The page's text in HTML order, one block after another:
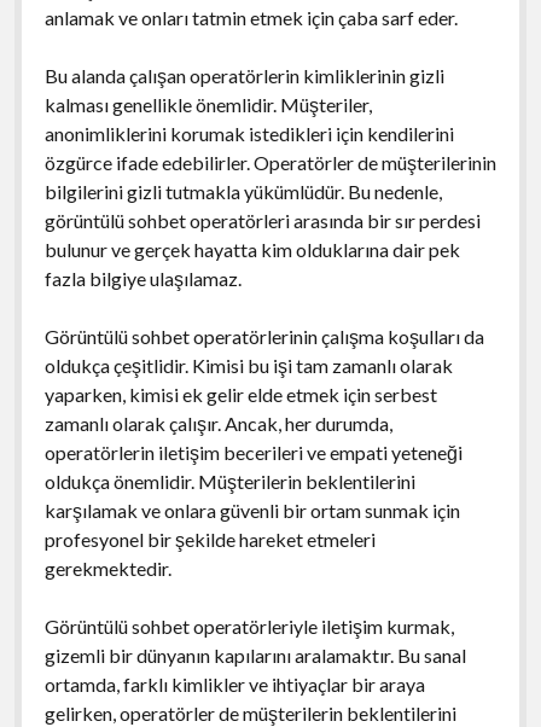
anlamak ve onları tatmin etmek için çaba sarf eder.
Bu alanda çalışan operatörlerin kimliklerinin gizli
kalması genellikle önemlidir. Müşteriler,
anonimliklerini korumak istedikleri için kendilerini
özgürce ifade edebilirler. Operatörler de müşterilerinin
bilgilerini gizli tutmakla yükümlüdür. Bu nedenle,
görüntülü sohbet operatörleri arasında bir sır perdesi
bulunur ve gerçek hayatta kim olduklarına dair pek
fazla bilgiye ulaşılamaz.
Görüntülü sohbet operatörlerinin çalışma koşulları da
oldukça çeşitlidir. Kimisi bu işi tam zamanlı olarak
yaparken, kimisi ek gelir elde etmek için serbest
zamanlı olarak çalışır. Ancak, her durumda,
operatörlerin iletişim becerileri ve empati yeteneği
oldukça önemlidir. Müşterilerin beklentilerini
karşılamak ve onlara güvenli bir ortam sunmak için
profesyonel bir şekilde hareket etmeleri
gerekmektedir.
Görüntülü sohbet operatörleriyle iletişim kurmak,
gizemli bir dünyanın kapılarını aralamaktır. Bu sanal
ortamda, farklı kimlikler ve ihtiyaçlar bir araya
gelirken, operatörler de müşterilerin beklentilerini